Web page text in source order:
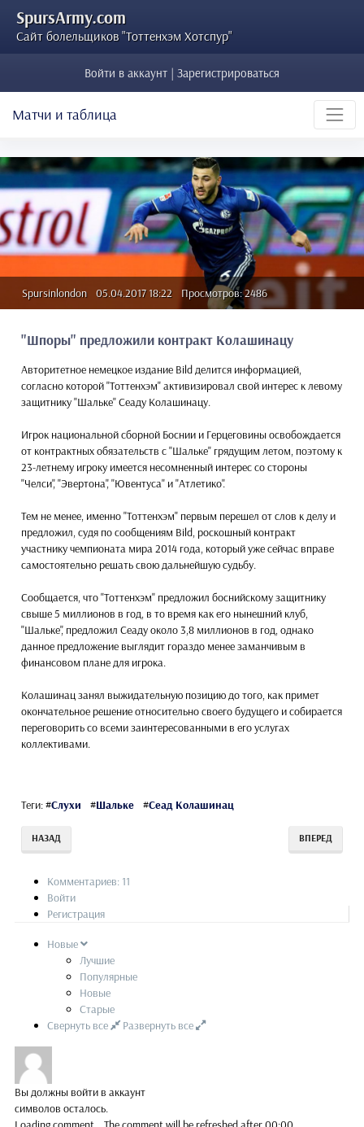
SpursArmy.com
Сайт болельщиков "Тоттенхэм Хотспур"
Войти в аккаунт | Зарегистрироваться
Матчи и таблица
Spursinlondon 05.04.2017 18:22 Просмотров: 2486
"Шпоры" предложили контракт Колашинацу
Авторитетное немецкое издание Bild делится информацией,
согласно которой "Тоттенхэм" активизировал свой интерес к левому
защитнику "Шальке" Сеаду Колашинацу.
Игрок национальной сборной Боснии и Герцеговины освобождается
от контрактных обязательств с "Шальке" грядущим летом, поэтому к
23-летнему игроку имеется несомненный интерес со стороны
"Челси", "Эвертона", "Ювентуса" и "Атлетико".
Тем не менее, именно "Тоттенхэм" первым перешел от слов к делу и
предложил, судя по сообщениям Bild, роскошный контракт
участнику чемпионата мира 2014 года, который уже сейчас вправе
самостоятельно решать свою дальнейшую судьбу.
Сообщается, что "Тоттенхэм" предложил боснийскому защитнику
свыше 5 миллионов в год, в то время как его нынешний клуб,
"Шальке", предложил Сеаду около 3,8 миллионов в год, однако
данное предложение выглядит гораздо менее заманчивым в
финансовом плане для игрока.
Колашинац занял выжидательную позицию до того, как примет
окончательное решение относительно своего будущего и собирается
переговорить со всеми заинтересованными в его услугах
коллективами.
Теги:#Слухи #Шальке #Сеад Колашинац
НАЗАД ВПЕРЕД
Комментариев: 11
Войти
Регистрация
Новые
Лучшие
Популярные
Новые
Старые
Свернуть все
Развернуть все
Вы должны войти в аккаунт
символов осталось.